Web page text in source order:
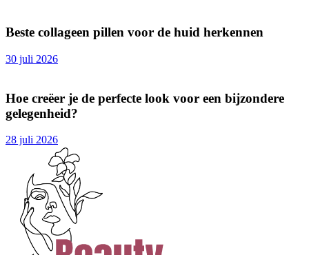
Beste collageen pillen voor de huid herkennen
30 juli 2026
Hoe creëer je de perfecte look voor een bijzondere
gelegenheid?
28 juli 2026